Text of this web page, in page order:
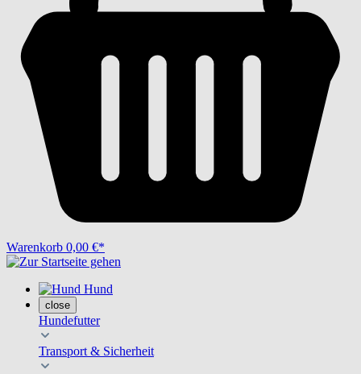
Warenkorb 0,00 €*
Hund
close
Hundefutter
Transport & Sicherheit